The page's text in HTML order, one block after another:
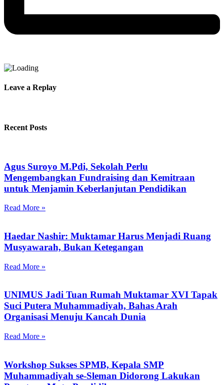
Leave a Replay
Recent Posts
Agus Suroyo M.Pdi, Sekolah Perlu
Mengembangkan Fundraising dan Kemitraan
untuk Menjamin Keberlanjutan Pendidikan
Read More »
Haedar Nashir: Muktamar Harus Menjadi Ruang
Musyawarah, Bukan Ketegangan
Read More »
UNIMUS Jadi Tuan Rumah Muktamar XVI Tapak
Suci Putera Muhammadiyah, Bahas Arah
Organisasi Menuju Kancah Dunia
Read More »
Workshop Sukses SPMB, Kepala SMP
Muhammadiyah se-Sleman Didorong Lakukan